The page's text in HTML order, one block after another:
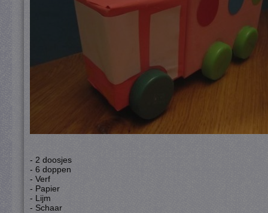
- 2 doosjes
- 6 doppen
- Verf
- Papier
- Lijm
- Schaar